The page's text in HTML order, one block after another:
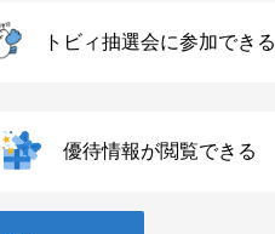
トビィ抽選会に参加できる
優待情報が閲覧できる